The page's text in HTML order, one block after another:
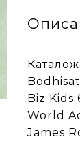
Biz
World
James